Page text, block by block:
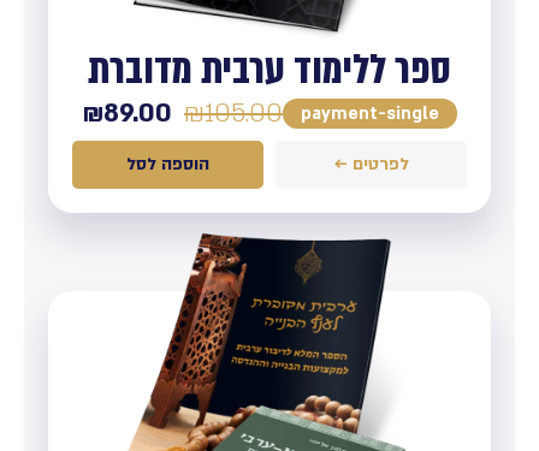
ספר ללימוד ערבית מדוברת
payment-single
₪105.00
₪89.00
לפרטים ← הוספה לסל